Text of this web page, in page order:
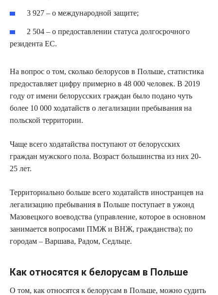
3 927 – о международной защите;
2 504 – о предоставлении статуса долгосрочного
резидента ЕС.
На вопрос о том, сколько белорусов в Польше, статистика
предоставляет цифру примерно в 48 000 человек. В 2019
году от имени белорусских граждан было подано чуть
более 10 000 ходатайств о легализации пребывания на
польской территории.
Чаще всего ходатайства поступают от белорусских
граждан мужского пола. Возраст большинства из них 20-
25 лет.
Территориально больше всего ходатайств иностранцев на
легализацию пребывания в Польше поступает в ужонд
Мазовецкого воеводства (управление, которое в основном
занимается вопросами ПМЖ и ВНЖ, гражданства); по
городам – Варшава, Радом, Седльце.
Как относятся к белорусам в Польше
О том, как относятся к белорусам в Польше, можно судить